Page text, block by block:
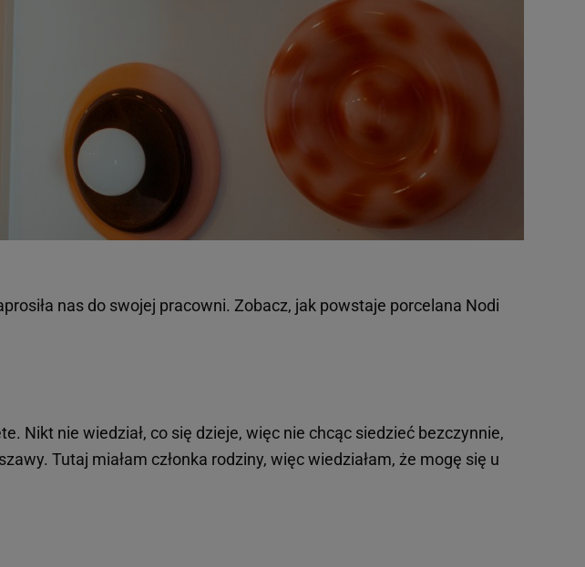
nas do swojej pracowni. Zobacz, jak powstaje porcelana Nodi
Nikt nie wiedział, co się dzieje, więc nie chcąc siedzieć bezczynnie,
Tutaj miałam członka rodziny, więc wiedziałam, że mogę się u